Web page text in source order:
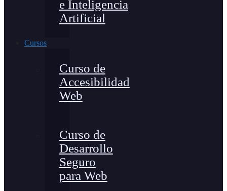
e Inteligencia
Artificial
Cursos
Curso de
Accesibilidad
Web
Curso de
Desarrollo
Seguro
para Web